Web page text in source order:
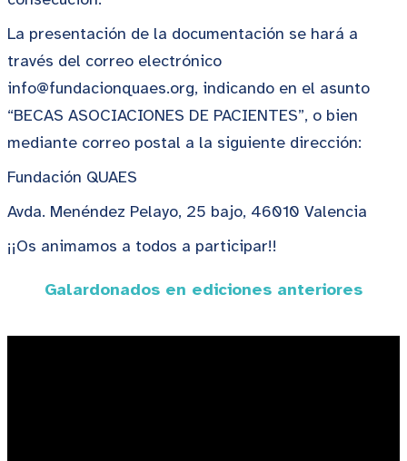
La presentación de la documentación se hará a
través del correo electrónico
info@fundacionquaes.org, indicando en el asunto
“BECAS ASOCIACIONES DE PACIENTES”, o bien
mediante correo postal a la siguiente dirección:
Fundación QUAES
Avda. Menéndez Pelayo, 25 bajo, 46010 Valencia
¡¡Os animamos a todos a participar!!
Galardonados en ediciones anteriores